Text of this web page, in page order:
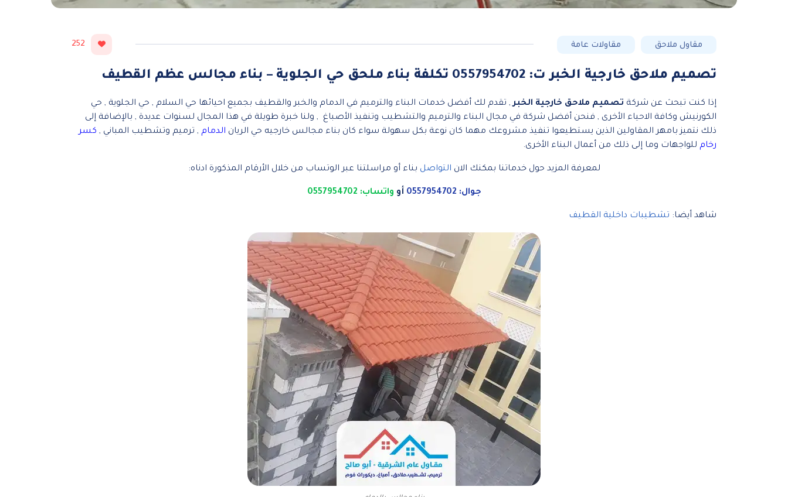
مقاول ملاحق مقاولات عامة 252
تصميم ملاحق خارجية الخبر ت: 0557954702 تكلفة بناء ملحق حي الجلوية – بناء مجالس عظم القطيف
إذا كنت تبحث عن شركة تصميم ملاحق خارجية الخبر, تقدم لك أفضل خدمات البناء والترميم في الدمام والخبر والقطيف بجميع احيائها حي السلام , حي الجلوية , حي
الكورنيش وكافة الاحياء الأخرى , فنحن أفضل شركة في مجال البناء والترميم والتشطيب وتنفيذ الأصباغ , ولنا خبرة طويلة في هذا المجال لسنوات عديدة , بالإضافة إلى
ذلك نتميز بامهر المقاولين الذين يستطيعوا تنفيذ مشروعك مهما كان نوعة بكل سهولة سواء كان بناء مجالس خارجيه حي الريان الدمام , ترميم وتشطيب المباني , كسر
رخام للواجهات وما إلى ذلك من أعمال البناء الأخرى.
لمعرفة المزيد حول خدماتنا بمكنك الان التواصل بناء أو مراسلتنا عبر الوتساب من خلال الأرقام المذكورة ادناه:
جوال: 0557954702 أو واتساب: 0557954702
شاهد أيضا: تشطيبات داخلية القطيف